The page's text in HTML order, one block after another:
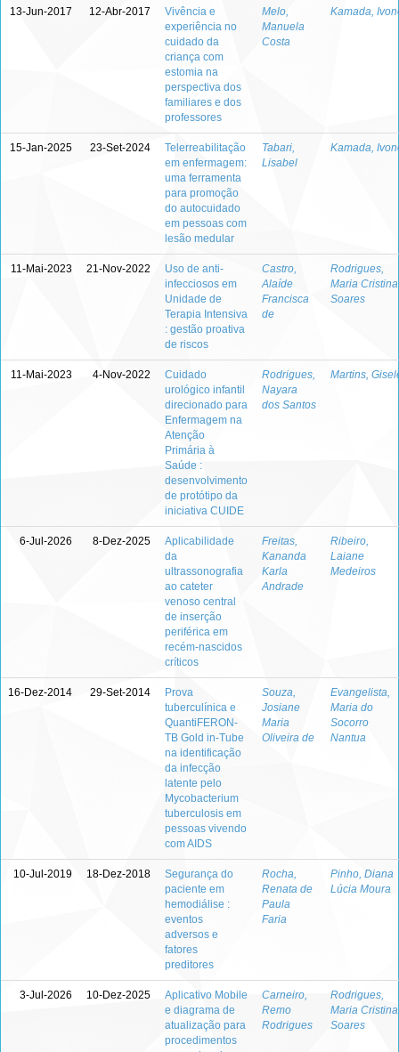
13-Jun-2017 12-Abr-2017
Vivência e
experiência no
cuidado da
criança com
estomia na
perspectiva dos
familiares e dos
professores
Melo,
Manuela
Costa
Kamada,
15-Jan-2025 23-Set-2024
Telerreabilitação
em enfermagem:
uma ferramenta
para promoção
do autocuidado
em pessoas com
lesão medular
Tabari,
Lisabel
Kamada,
11-Mai-2023 21-Nov-2022
Uso de anti-
infecciosos em
Unidade de
Terapia Intensiva
: gestão proativa
de riscos
Castro,
Alaíde
Francisca
de
Rodrigues,
Maria Cristina
Soares
11-Mai-2023 4-Nov-2022
Cuidado
urológico infantil
direcionado para
Enfermagem na
Atenção
Primária à
Saúde :
desenvolvimento
de protótipo da
iniciativa CUIDE
Rodrigues,
Nayara
dos Santos
Martins,
6-Jul-2026 8-Dez-2025
Aplicabilidade
da
ultrassonografia
ao cateter
venoso central
de inserção
periférica em
recém-nascidos
críticos
Freitas,
Kananda
Karla
Andrade
Ribeiro,
Laiane
Medeiros
16-Dez-2014 29-Set-2014
Prova
tuberculínica e
QuantiFERON-
TB Gold in-Tube
na identificação
da infecção
latente pelo
Mycobacterium
tuberculosis em
pessoas vivendo
com AIDS
Souza,
Josiane
Maria
Oliveira de
Evangelista,
Maria do
Socorro
Nantua
10-Jul-2019 18-Dez-2018
Segurança do
paciente em
hemodiálise :
eventos
adversos e
fatores
preditores
Rocha,
Renata de
Paula
Faria
Pinho, Diana
Lúcia Moura
3-Jul-2026 10-Dez-2025
Aplicativo Mobile
e diagrama de
atualização para
procedimentos
Carneiro,
Remo
Rodrigues
Rodrigues,
Maria Cristina
Soares